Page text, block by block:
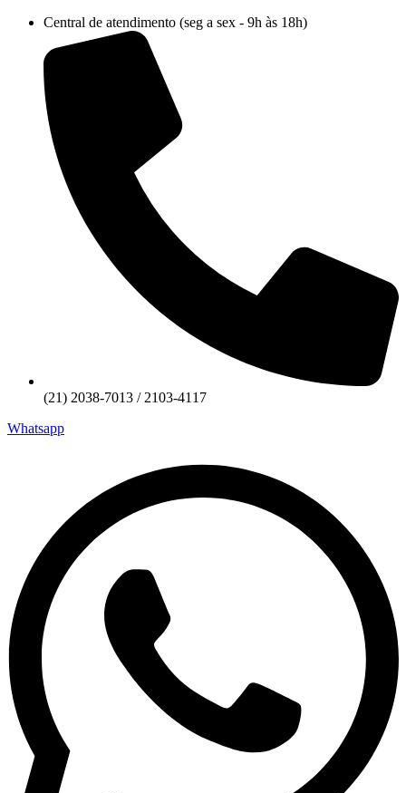
conteúdo
Central de atendimento (seg a sex - 9h às 18h)
(21) 2038-7013 / 2103-4117
Whatsapp